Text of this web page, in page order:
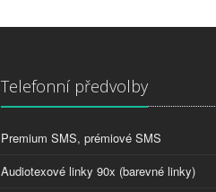
Telefonní předvolby
Premium SMS, prémiové SMS
Audiotexové linky 90x (barevné linky)